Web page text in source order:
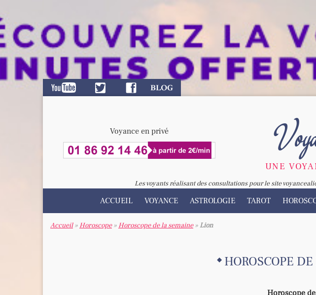
Voyance en privé
UNE
Les voyants réalisant des consultations pour le site
ACCUEIL VOYANCE ASTROLOGIE TAROT
Accueil» Horoscope» Horoscope de la semaine»Lion
HOROSCOPE
Horoscope